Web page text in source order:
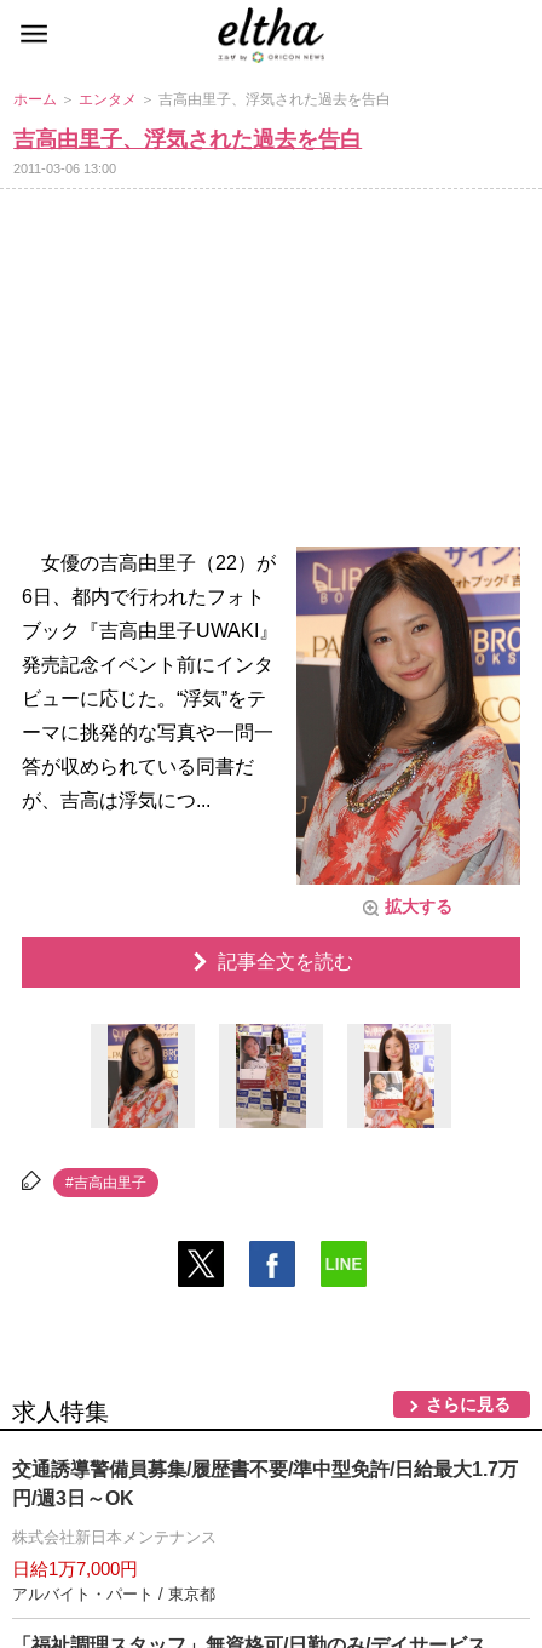
ホーム ＞ エンタメ ＞ 吉高由里子、浮気された過去を告白
吉高由里子、浮気された過去を告白
2011-03-06 13:00
拡大する
女優の吉高由里子（22）が
6日、都内で行われたフォト
ブック『吉高由里子UWAKI』
発売記念イベント前にインタ
ビューに応じた。“浮気”をテ
ーマに挑発的な写真や一問一
答が収められている同書だ
が、吉高は浮気につ...
記事全文を読む
#吉高由里子
求人特集 さらに見る
交通誘導警備員募集/履歴書不要/準中型免許/日給最大1.7万
円/週3日～OK
株式会社新日本メンテナンス
日給1万7,000円
アルバイト・パート / 東京都